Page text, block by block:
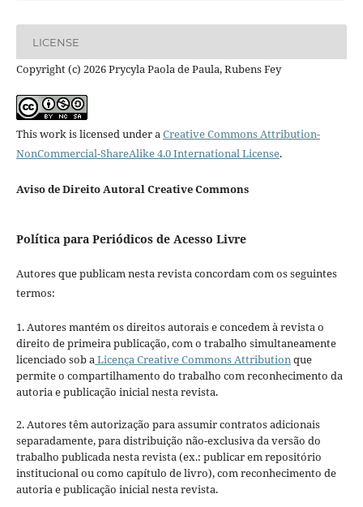
LICENSE
Copyright (c) 2026 Prycyla Paola de Paula, Rubens Fey
This work is licensed under aCreative Commons Attribution-
NonCommercial-ShareAlike 4.0 International License.
Aviso de Direito Autoral Creative Commons
Política para Periódicos de Acesso Livre
Autores que publicam nesta revista concordam com os seguintes
termos:
1. Autores mantém os direitos autorais e concedem à revista o
direito de primeira publicação, com o trabalho simultaneamente
licenciado sob aLicença Creative Commons Attributionque
permite o compartilhamento do trabalho com reconhecimento da
autoria e publicação inicial nesta revista.
2. Autores têm autorização para assumir contratos adicionais
separadamente, para distribuição não-exclusiva da versão do
trabalho publicada nesta revista (ex.: publicar em repositório
institucional ou como capítulo de livro), com reconhecimento de
autoria e publicação inicial nesta revista.